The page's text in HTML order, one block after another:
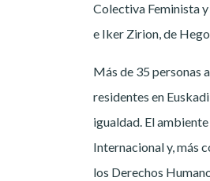
Colectiva Feminista
e Iker Zirion, de
Más de 35 personas
residentes en
igualdad. El
Internacional y, más
los Derechos